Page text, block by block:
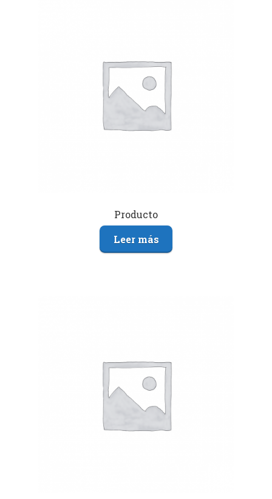
Producto
Leer más